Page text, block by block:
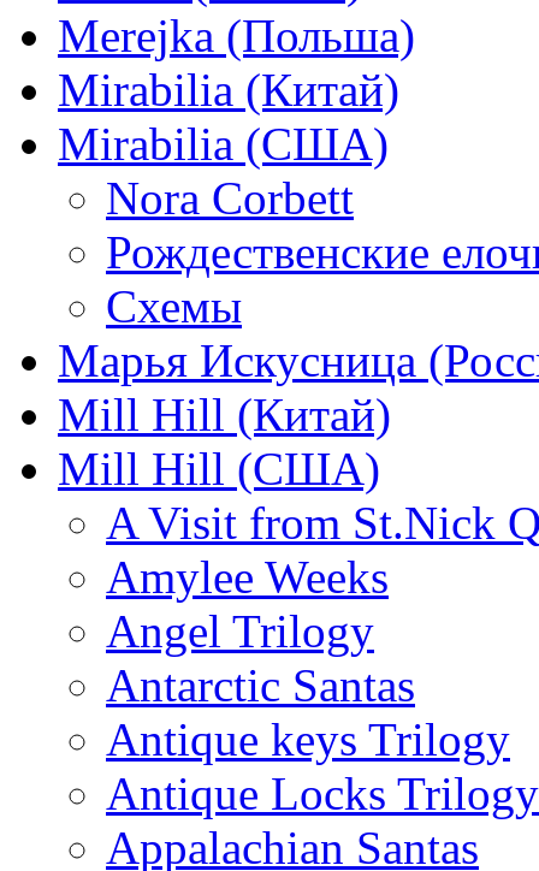
Merejka (Польша)
Mirabilia (Китай)
Mirabilia (США)
Nora Corbett
Рождественские
Схемы
Марья Искусница
Mill Hill (Китай)
Mill Hill (США)
A Visit from St.Nick
Amylee Weeks
Angel Trilogy
Antarctic Santas
Antique keys Trilogy
Antique Locks Trilogy
Appalachian Santas